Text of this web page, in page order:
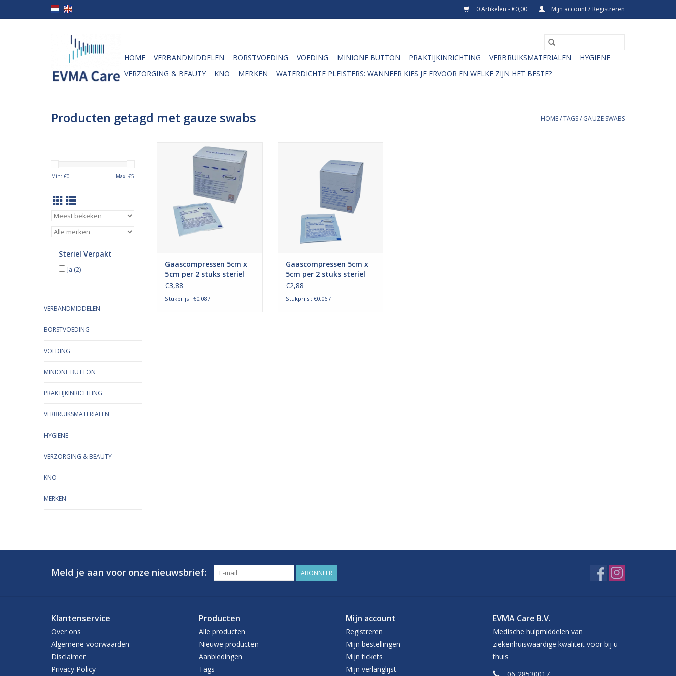
0 Artikelen - €0,00 Mijn account / Registreren
HOME VERBANDMIDDELEN BORSTVOEDING VOEDING MINIONE BUTTON PRAKTIJKINRICHTING VERBRUIKSMATERIALEN
HYGIËNE
VERZORGING & BEAUTY
KNO MERKEN WATERDICHTE PLEISTERS: WANNEER KIES JE ERVOOR EN WELKE ZIJN HET BESTE?
Producten getagd met gauze swabs HOME/TAGS/ GAUZE SWABS
Min: €0 Max: €5
Steriel Verpakt
Ja (2)
VERBANDMIDDELEN
BORSTVOEDING
VOEDING
MINIONE BUTTON
PRAKTIJKINRICHTING
VERBRUIKSMATERIALEN
HYGIËNE
VERZORGING & BEAUTY
KNO
MERKEN
Deze steriele non-woven
gaascompressen van Maimed
zijn per 2 steriel verpakt, hebben
een afmeting van 5cm x 5cm en
worden gebruikt voor het
desinfecteren en beschermen
van wonden. Ze zijn ideaal voor
het schoonmaken van wonden,
en blijven niet kleven aan
Gaascompressen 5cm x
5cm per 2 stuks steriel
verpakt 12 laags
€3,88
Stukprijs : €0,08 /
zijn per 2 steriel verpakt, hebben
een afmeting van 5cm x 5cm en
worden gebruikt voor het
desinfecteren en beschermen
van wonden. Ze zijn ideaal voor
het schoonmaken van wonden,
en blijven niet kleven aan
TOEVOEGEN AAN WINKELWAGEN
Gaascompressen 5cm x
5cm per 2 stuks steriel
verpakt 8 laags
€2,88
Stukprijs : €0,06 /
Meld je aan voor onze nieuwsbrief: ABONNEER
Klantenservice
Over ons
Algemene voorwaarden
Disclaimer
Privacy Policy
Producten
Alle producten
Nieuwe producten
Aanbiedingen
Tags
Mijn account
Registreren
Mijn bestellingen
Mijn tickets
Mijn verlanglijst
EVMA Care B.V.
Medische hulpmiddelen van
ziekenhuiswaardige kwaliteit voor bij u
thuis